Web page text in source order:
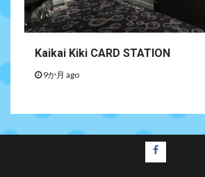
Kaikai Kiki CARD STATION
9か月 ago